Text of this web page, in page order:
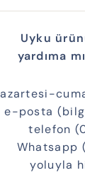
Uyku
yardıma
e-posta
telefon
Whatsapp
yoluyla